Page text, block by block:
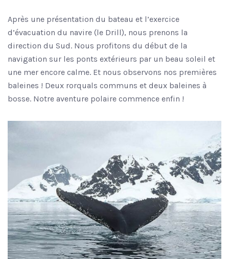
Après une présentation du bateau et l’exercice
d’évacuation du navire (le Drill), nous prenons la
direction du Sud. Nous profitons du début de la
navigation sur les ponts extérieurs par un beau soleil et
une mer encore calme. Et nous observons nos premières
baleines ! Deux rorquals communs et deux baleines à
bosse. Notre aventure polaire commence enfin !